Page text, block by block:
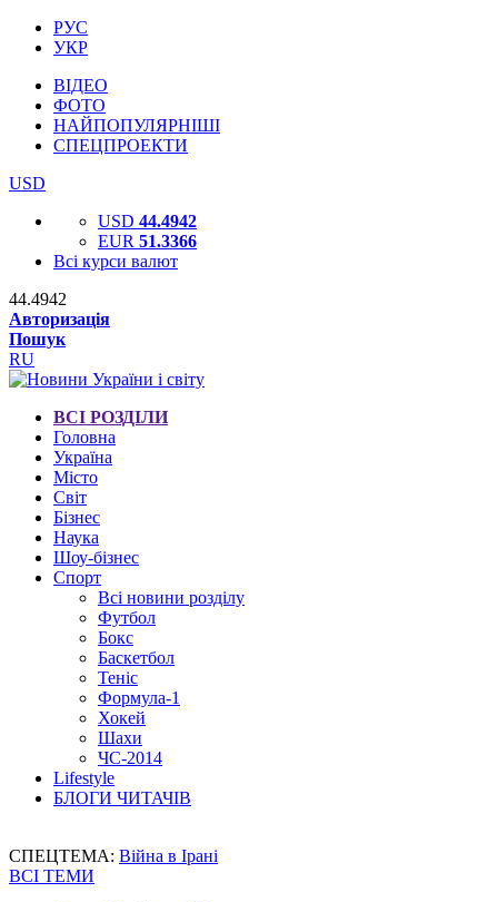
РУС
УКР
ВІДЕО
ФОТО
НАЙПОПУЛЯРНІШІ
СПЕЦПРОЕКТИ
USD
USD 44.4942
EUR 51.3366
Всі курси валют
44.4942
Авторизація
Пошук
RU
ВСІ РОЗДІЛИ
Головна
Україна
Місто
Світ
Бізнес
Наука
Шоу-бізнес
Спорт
Всі новини розділу
Футбол
Бокс
Баскетбол
Теніс
Формула-1
Хокей
Шахи
ЧС-2014
Lifestyle
БЛОГИ ЧИТАЧІВ
СПЕЦТЕМА: Війна в Ірані
ВСІ ТЕМИ